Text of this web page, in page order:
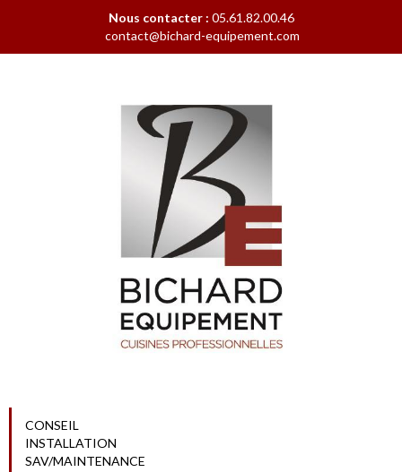
Nous contacter : 05.61.82.00.46
contact@bichard-equipement.com
CONSEIL
INSTALLATION
SAV/MAINTENANCE